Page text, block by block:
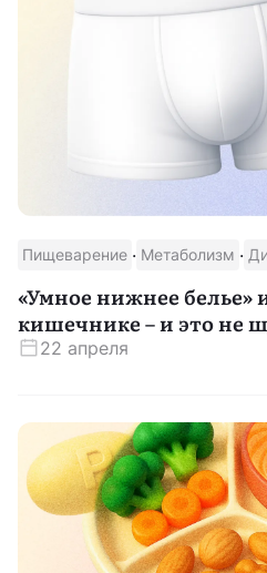
Пищеварение · Метаболизм ·
«Умное нижнее белье»
кишечнике – и это не
22 апреля